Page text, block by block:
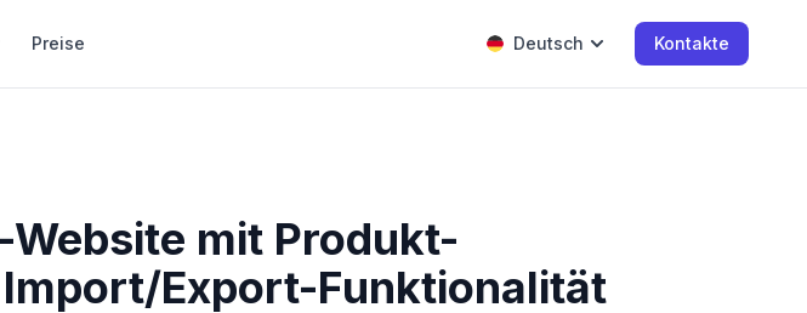
Preise Deutsch Kontakte
mit Produkt-
Export-Funktionalität